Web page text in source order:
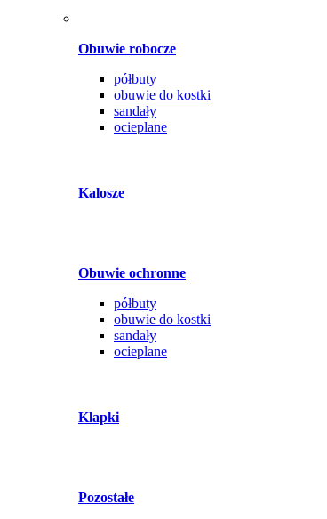
Obuwie robocze
półbuty
obuwie do kostki
sandały
ocieplane
Kalosze
Obuwie ochronne
półbuty
obuwie do kostki
sandały
ocieplane
Klapki
Pozostałe